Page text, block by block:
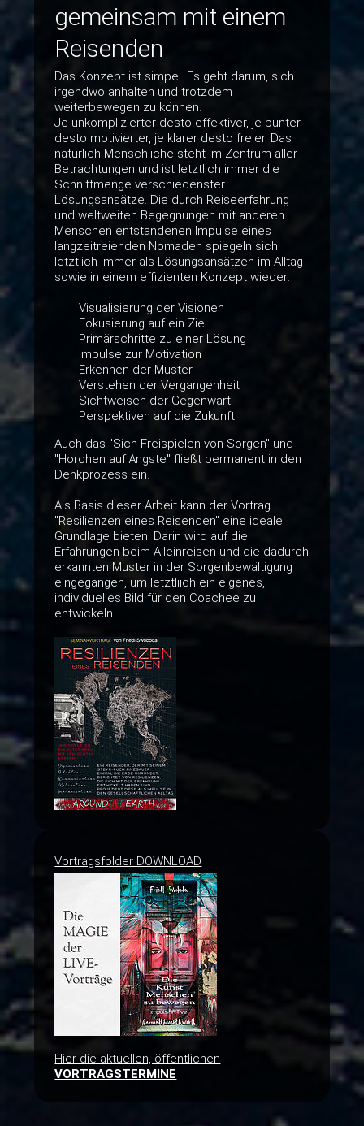
gemeinsam mit einem
Reisenden
Das Konzept ist simpel. Es geht darum, sich
irgendwo anhalten und trotzdem
weiterbewegen zu können.
Je unkomplizierter desto effektiver, je bunter
desto motivierter, je klarer desto freier. Das
natürlich Menschliche steht im Zentrum aller
Betrachtungen und ist letztlich immer die
Schnittmenge verschiedenster
Lösungsansätze. Die durch Reiseerfahrung
und weltweiten Begegnungen mit anderen
Menschen entstandenen Impulse eines
langzeitreienden Nomaden spiegeln sich
letztlich immer als Lösungsansätzen im Alltag
sowie in einem effizienten Konzept wieder:
Visualisierung der Visionen
Fokusierung auf ein Ziel
Primärschritte zu einer Lösung
Impulse zur Motivation
Erkennen der Muster
Verstehen der Vergangenheit
Sichtweisen der Gegenwart
Perspektiven auf die Zukunft
Auch das "Sich-Freispielen von Sorgen" und
"Horchen auf Ängste" fließt permanent in den
Denkprozess ein.
Als Basis dieser Arbeit kann der Vortrag
"Resilienzen eines Reisenden" eine ideale
Grundlage bieten. Darin wird auf die
Erfahrungen beim Alleinreisen und die dadurch
erkannten Muster in der Sorgenbewältigung
eingegangen, um letztliich ein eigenes,
individuelles Bild für den Coachee zu
entwickeln.
Vortragsfolder DOWNLOAD
Hier die aktuellen, öffentlichen
VORTRAGSTERMINE